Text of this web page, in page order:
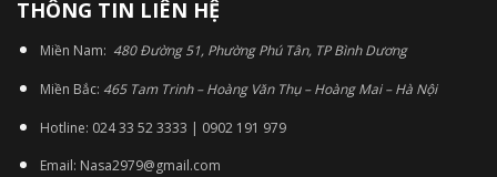
THÔNG TIN LIÊN HỆ
Miền Nam: 480 Đường 51, Phường Phú Tân, TP Bình Dương
Miền Bắc: 465 Tam Trinh – Hoàng Văn Thụ – Hoàng Mai – Hà Nội
Hotline: 024 33 52 3333 | 0902 191 979
Email: Nasa2979@gmail.com